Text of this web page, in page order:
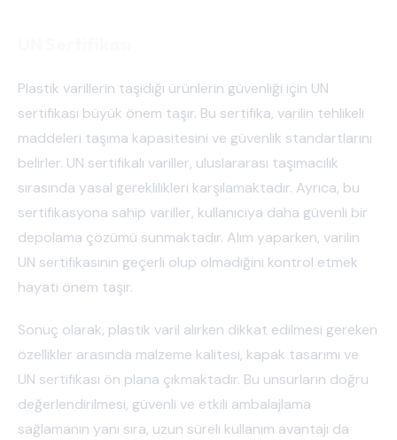
Plastik varillerin taşıdığı ürünlerin güvenliği için UN
sertifikası büyük önem taşır. Bu sertifika, varilin tehlikeli
maddeleri taşıma kapasitesini ve güvenlik standartlarını
belirler. UN sertifikalı variller, uluslararası taşımacılık
sırasında yasal gereklilikleri karşılamaktadır. Ayrıca, bu
sertifikasyona sahip variller, kullanıcıya daha güvenli bir
depolama çözümü sunmaktadır. Alım yaparken, varilin
UN sertifikasının geçerli olup olmadığını kontrol etmek
hayati önem taşır.
Sonuç olarak, plastik varil alırken dikkat edilmesi gereken
özellikler arasında malzeme kalitesi, kapak tasarımı ve
UN sertifikası ön plana çıkmaktadır. Bu unsurların doğru
değerlendirilmesi, güvenli ve etkili ambalajlama
sağlamanın yanı sıra, uzun süreli kullanım avantajı da